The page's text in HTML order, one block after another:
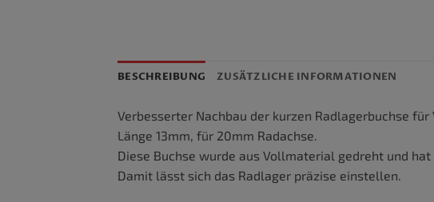
BESCHREIBUNG ZUSÄTZLICHE INFORMATIONEN
Verbesserter Nachbau der kurzen Radlagerbuchse
Länge 13mm, für 20mm Radachse.
Diese Buchse wurde aus Vollmaterial gedreht und
Damit lässt sich das Radlager präzise einstellen.